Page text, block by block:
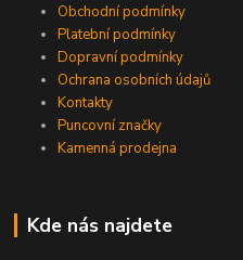
Obchodní podmínky
Platební podmínky
Dopravní podmínky
Ochrana osobních údajů
Kontakty
Puncovní značky
Kamenná prodejna
Kde nás najdete